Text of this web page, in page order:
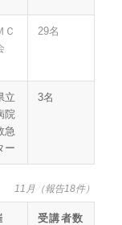
Ｃ
29名
立
院
急
ー
3名
11月（報告18件）
受講者数